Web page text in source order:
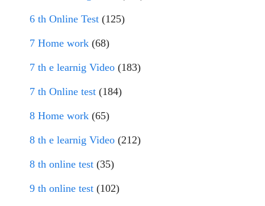
6 th Online Test (125)
7 Home work (68)
7 th e learnig Video (183)
7 th Online test (184)
8 Home work (65)
8 th e learnig Video (212)
8 th online test (35)
9 th online test (102)